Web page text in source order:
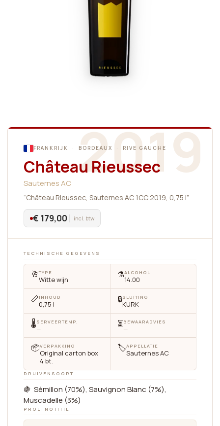
2019
FRANKRIJK · BORDEAUX · RIVE GAUCHE
Château Rieussec
Sauternes AC
“Château Rieussec, Sauternes AC 1CC 2019, 0,75 l”
€ 179,00 incl. btw
TECHNISCHE GEGEVENS
🥂 TYPE
Witte wijn ⚗️ALCOHOL
14.00
📏INHOUD
0,75 l 🔒SLUITING
KURK
🌡SERVEERTEMP.
— ⏳BEWAARADVIES
—
📦VERPAKKING
Original carton box
4 bt.
🏷APPELLATIE
Sauternes AC
DRUIVENSOORT
🍇 Sémillon (70%), Sauvignon Blanc (7%),
Muscadelle (3%)
PROEFNOTITIE